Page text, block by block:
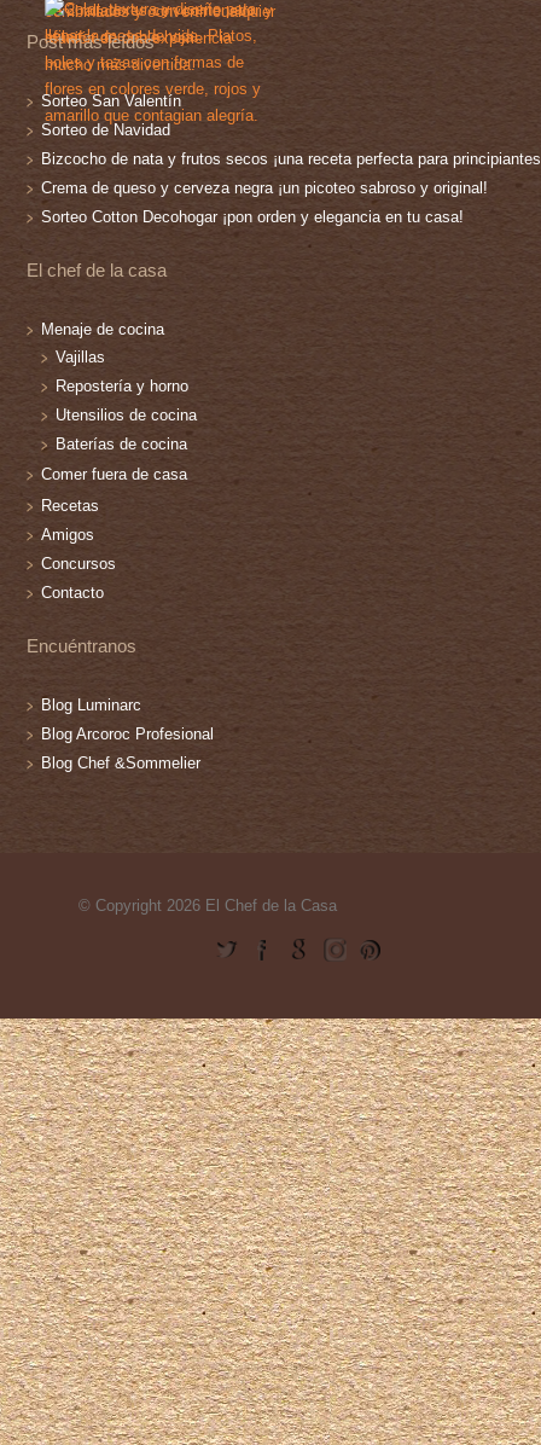
Post más leídos
Sorteo San Valentín
Sorteo de Navidad
Bizcocho de nata y frutos secos ¡una receta perfecta para
Crema de queso y cerveza negra ¡un picoteo sabroso y original!
Sorteo Cotton Decohogar ¡pon orden y elegancia en tu casa!
El chef de la casa
Menaje de cocina
Vajillas
Repostería y horno
Utensilios de cocina
Baterías de cocina
Comer fuera de casa
Recetas
Amigos
Concursos
Contacto
Encuéntranos
Blog Luminarc
Blog Arcoroc Profesional
Blog Chef &Sommelier
© Copyright 2026 El Chef de la Casa